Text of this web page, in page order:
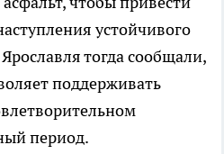
устойчивого
тогда сообщали,
поддерживать
период.